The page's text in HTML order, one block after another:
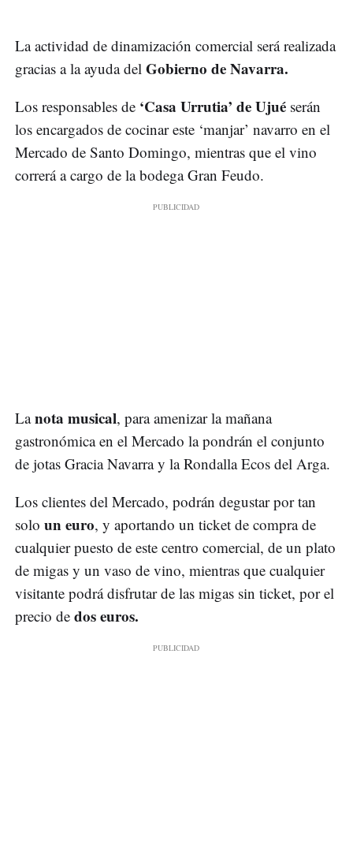
La actividad de dinamización comercial será realizada
gracias a la ayuda del Gobierno de Navarra.
Los responsables de ‘Casa Urrutia’ de Ujué serán
los encargados de cocinar este ‘manjar’ navarro en el
Mercado de Santo Domingo, mientras que el vino
correrá a cargo de la bodega Gran Feudo.
Lanota musical, para amenizar la mañana
gastronómica en el Mercado la pondrán el conjunto
de jotas Gracia Navarra y la Rondalla Ecos del Arga.
Los clientes del Mercado, podrán degustar por tan
solo un euro, y aportando un ticket de compra de
cualquier puesto de este centro comercial, de un plato
de migas y un vaso de vino, mientras que cualquier
visitante podrá disfrutar de las migas sin ticket, por el
precio de dos euros.